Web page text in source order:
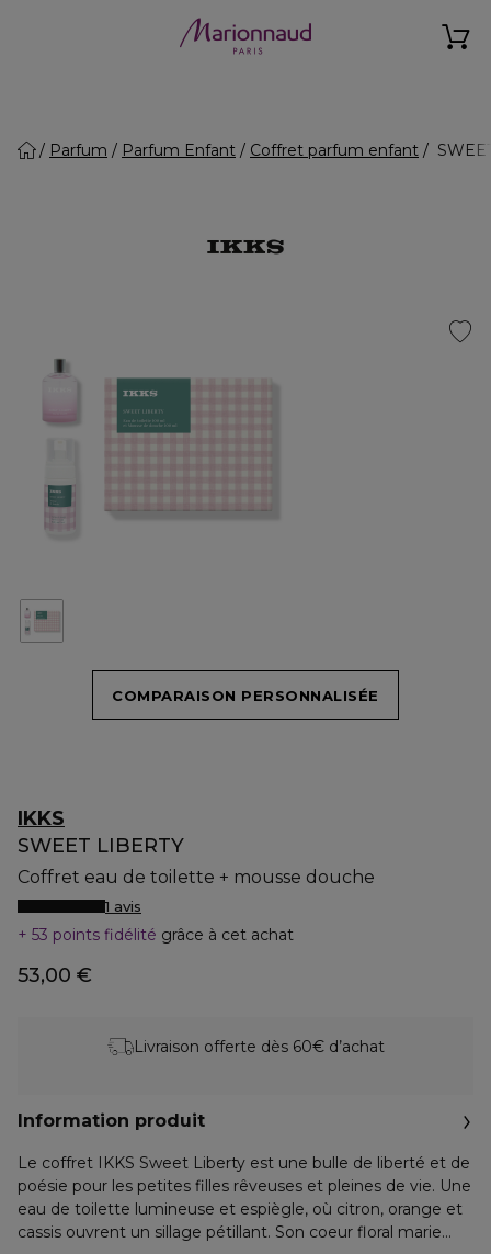
Parfum Parfum Enfant Coffret parfum enfant
COMPARAISON PERSONNALISÉE
IKKS
SWEET LIBERTY
Coffret eau de toilette + mousse douche
1 avis
53 points fidélité grâce à cet achat
53,00 €
Livraison offerte dès 60€ d’achat
Information produit
Le coffret IKKS Sweet Liberty est une bulle de liberté et de
poésie pour les petites filles rêveuses et pleines de vie. Une
eau de toilette lumineuse et espiègle, où citron, orange et
cassis ouvrent un sillage pétillant. Son coeur floral marie